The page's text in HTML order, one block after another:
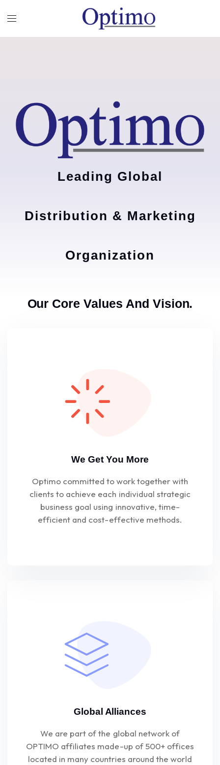
Leading Global
Distribution & Marketing
Organization
Our Core Values And Vision.
We Get You More
Optimo committed to work together with
clients to achieve each individual strategic
business goal using innovative, time-
efficient and cost-effective methods.
Global Alliances
We are part of the global network of
OPTIMO affiliates made-up of 500+ offices
located in many countries around the world